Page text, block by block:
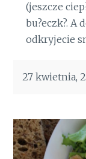
(jeszcze
bu?eczk?. A
odkryjecie
27 kwietnia,